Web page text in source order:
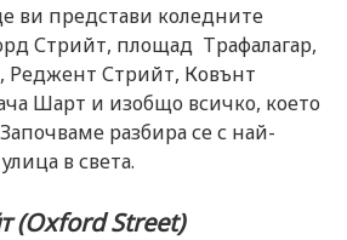
ви представи коледните
Стрийт, площад Трафалагар,
Реджент Стрийт, Ковънт
Шарт и изобщо всичко, което
разбира се с най-
в света.
(Oxford Street)